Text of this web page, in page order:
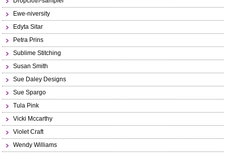
Ewe-niversity
Edyta Sitar
Petra Prins
Sublime Stitching
Susan Smith
Sue Daley Designs
Sue Spargo
Tula Pink
Vicki Mccarthy
Violet Craft
Wendy Williams